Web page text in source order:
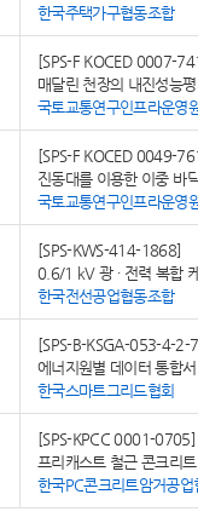
한국주택가구협동조합
[SPS-F KOCED 0007-
매달린 천장의 내진성능
국토교통연구인프라운영
[SPS-F KOCED 0049-
진동대를 이용한 이중 바
국토교통연구인프라운영
[SPS-KWS-414-1868]
0.6/1 kV 광 ∙ 전력 복합
한국전선공업협동조합
[SPS-B-KSGA-053-4-2-
에너지원별 데이터 통합
한국스마트그리드협회
[SPS-KPCC 0001-0705]
프리캐스트 철근 콘크리
한국PC콘크리트암거공업